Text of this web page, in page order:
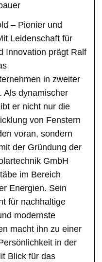
– Pionier und
Leidenschaft für
Innovation prägt Ralf
in zweiter
Als dynamischer
er nicht nur die
von Fenstern
voran, sondern
der Gründung der
GmbH
im Bereich
Energien. Sein
für nachhaltige
modernste
macht ihn zu einer
in der
Blick für das